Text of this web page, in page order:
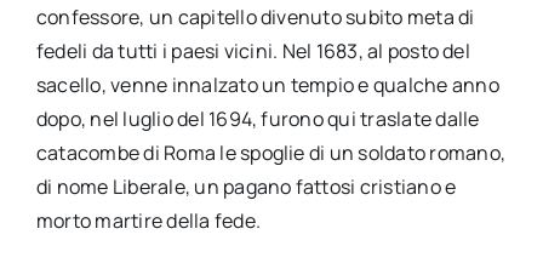
confessore, un capitello divenuto subito meta di
fedeli da tutti i paesi vicini. Nel 1683, al posto del
sacello, venne innalzato un tempio e qualche anno
dopo, nel luglio del 1694, furono qui traslate dalle
catacombe di Roma le spoglie di un soldato romano,
di nome Liberale, un pagano fattosi cristiano e
morto martire della fede.